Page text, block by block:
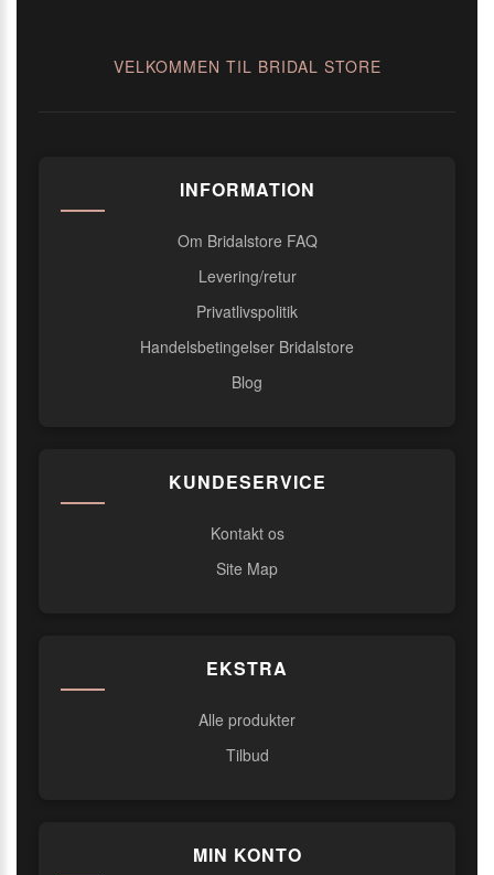
VELKOMMEN TIL BRIDAL STORE
INFORMATION
Om Bridalstore FAQ
Levering/retur
Privatlivspolitik
Handelsbetingelser Bridalstore
Blog
KUNDESERVICE
Kontakt os
Site Map
EKSTRA
Alle produkter
Tilbud
MIN KONTO